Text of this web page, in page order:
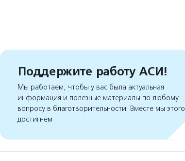
Поддержите работу АСИ!
Мы работаем, чтобы у вас была актуальная
информация и полезные материалы по любому
вопросу в благотворительности. Вместе мы этого
достигнем